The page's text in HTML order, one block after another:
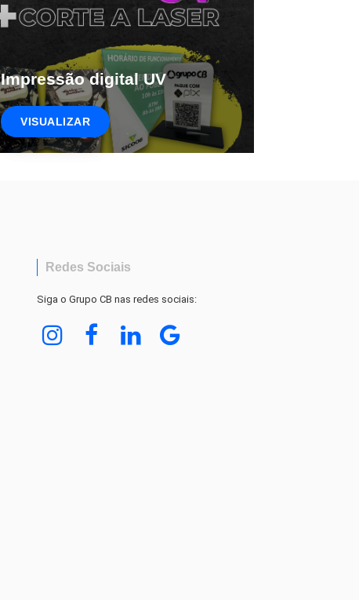
Impressão digital UV
VISUALIZAR
Redes Sociais
Siga o Grupo CB nas redes sociais: